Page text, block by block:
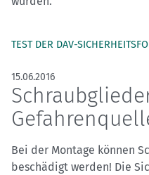
TEST DER DAV-
15.06.2016
Bei der Montage können
beschädigt werden! Die